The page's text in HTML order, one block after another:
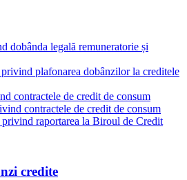
dobânda legală remuneratorie și
plafonarea dobânzilor la creditele
contractele de credit de consum
contractele de credit de consum
raportarea la Biroul de Credit
credite